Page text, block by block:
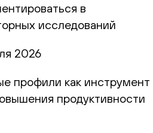
в
исследований
2026
профили как инструмент
продуктивности